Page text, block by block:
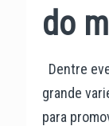
do
Dentre
grande
para